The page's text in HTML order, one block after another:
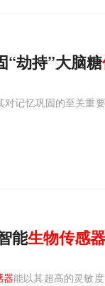
“劫持”大脑糖
记忆巩固的至关重
能生物传感器
器能以其超高的灵敏